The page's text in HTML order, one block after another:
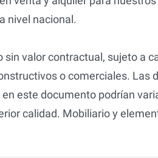
nivel nacional.
sin valor contractual, sujeto a
o comerciales. Las
este documento podrían
calidad. Mobiliario y